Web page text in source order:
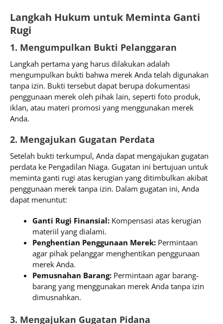
Langkah Hukum untuk Meminta Ganti
Rugi
1. Mengumpulkan Bukti Pelanggaran
Langkah pertama yang harus dilakukan adalah
mengumpulkan bukti bahwa merek Anda telah digunakan
tanpa izin. Bukti tersebut dapat berupa dokumentasi
penggunaan merek oleh pihak lain, seperti foto produk,
iklan, atau materi promosi yang menggunakan merek
Anda.
2. Mengajukan Gugatan Perdata
Setelah bukti terkumpul, Anda dapat mengajukan gugatan
perdata ke Pengadilan Niaga. Gugatan ini bertujuan untuk
meminta ganti rugi atas kerugian yang ditimbulkan akibat
penggunaan merek tanpa izin. Dalam gugatan ini, Anda
dapat menuntut:
Ganti Rugi Finansial: Kompensasi atas kerugian
materiil yang dialami.
Penghentian Penggunaan Merek: Permintaan
agar pihak pelanggar menghentikan penggunaan
merek Anda.
Pemusnahan Barang: Permintaan agar barang-
barang yang menggunakan merek Anda tanpa izin
dimusnahkan.
3. Mengajukan Gugatan Pidana